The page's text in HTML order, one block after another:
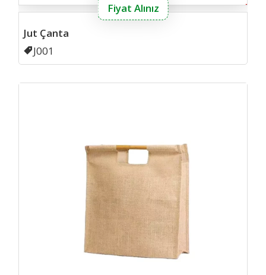
Fiyat Alınız
Jut Çanta
Kodu
J001